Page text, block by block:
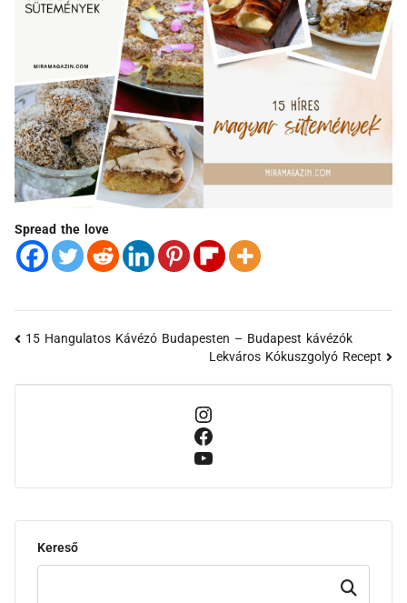
Spread the love
15 Hangulatos Kávézó Budapesten – Budapest kávézók
Lekváros Kókuszgolyó Recept
Kereső
Keresd